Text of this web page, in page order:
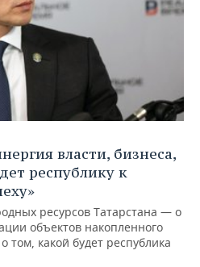
власти, бизнеса,
республику к
ресурсов Татарстана — о
объектов накопленного
том, какой будет республика